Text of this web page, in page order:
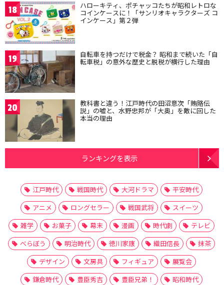
18 ハローキティ、ポチャッコたちが昭和レトロな
コインケースに！「サンリオキャラクターズ コ
インケース」第２弾
19 自転車を持つだけで税金？ 昭和まで続いた「自
転車税」の意外な歴史と脱税が横行した理由
20 教科書と違う！江戸時代の田沼意次「賄賂伝
説」の嘘と、水野忠邦が「大奥」を敵に回した
本当の理由
ランキングを表示
江戸時代 戦国時代 大河ドラマ
平安時代
アニメ
ロングセラー 戦国武将
スイーツ
雑学
お菓子 幕末 漫画 時代劇
テレビ
べらぼう
明治時代 徳川家康 織田信長
抹茶
デザイン
文房具 フィギュア
展覧会
鎌倉時代
豊臣秀吉 豊臣兄弟！
昭和時代